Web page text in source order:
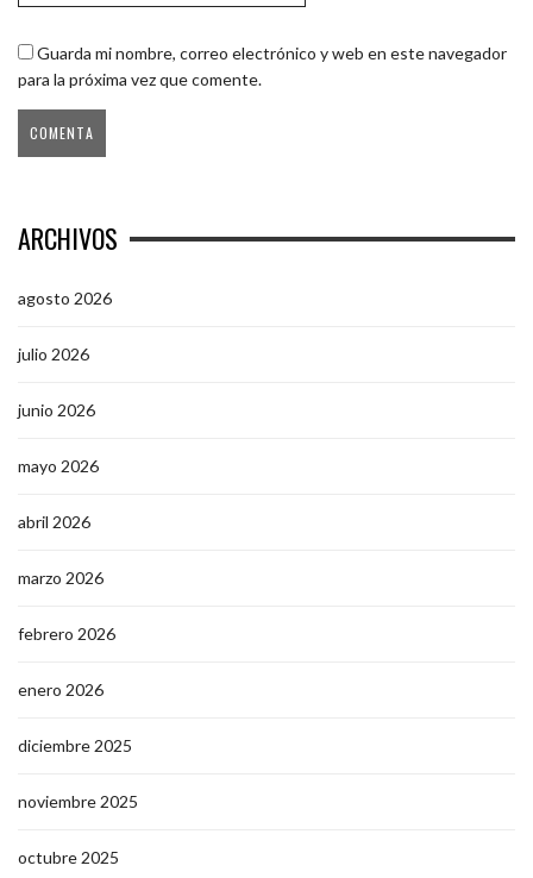
Guarda mi nombre, correo electrónico y web en este navegador
para la próxima vez que comente.
ARCHIVOS
agosto 2026
julio 2026
junio 2026
mayo 2026
abril 2026
marzo 2026
febrero 2026
enero 2026
diciembre 2025
noviembre 2025
octubre 2025